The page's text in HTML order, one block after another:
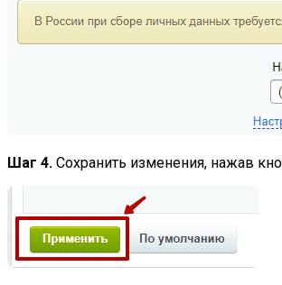
Шаг 4. Сохранить изменения, нажав